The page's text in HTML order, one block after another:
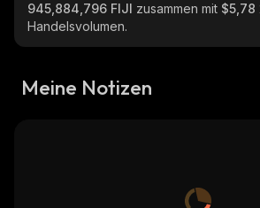
945,884,796 FIJI zusammen mit $5,78
Handelsvolumen.
Meine Notizen